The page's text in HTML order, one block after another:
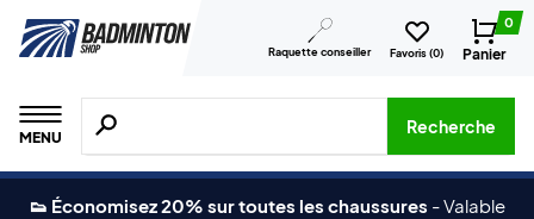
Raquette conseiller Favoris (0)
0
Panier
MENU
Recherche de produits, de marques, etc.
Recherche
👟 Économisez 20% sur toutes les chaussures -Valable